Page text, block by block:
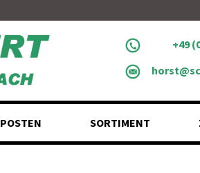
+49
SORTIMENT